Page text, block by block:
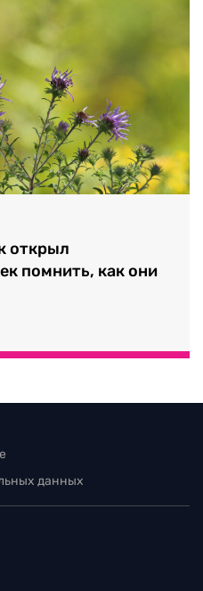
открыл
помнить, как они
данных